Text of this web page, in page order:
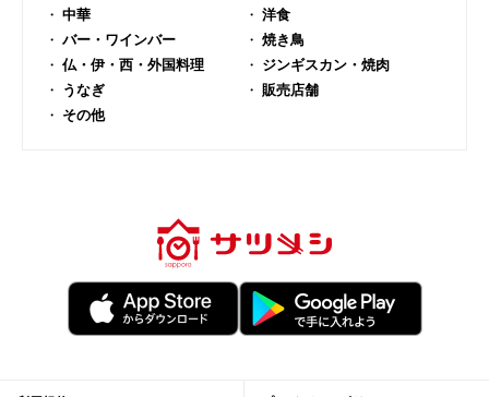
中華
洋食
バー・ワインバー
焼き鳥
仏・伊・西・外国料理
ジンギスカン・焼肉
うなぎ
販売店舗
その他